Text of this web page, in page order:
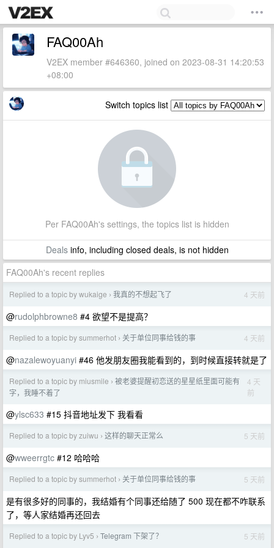
FAQ00Ah
V2EX member #646360, joined on 2023-08-31 14:20:53
+08:00
Switch topics list
Per FAQ00Ah's settings, the topics list is hidden
Dealsinfo, including closed deals, is not hidden
FAQ00Ah's recent replies
Replied to a topic by wukaige › 我真的不想起飞了 4 天前
@rudolphbrowne8 #4 欲望不是提高？
Replied to a topic by summerhot › 关于单位同事给钱的事 4 天前
@nazalewoyuanyi #46 他发朋友圈我能看到的，到时候直接转就是了
Replied to a topic by miusmile › 被老婆提醒初恋送的星星纸里面可能有
字，我睡不着了
4 天
前
@ylsc633 #15 抖音地址发下 我看看
Replied to a topic by zuiwu › 这样的聊天正常么 5 天前
@wweerrgtc #12 哈哈哈
Replied to a topic by summerhot › 关于单位同事给钱的事 5 天前
是有很多好的同事的，我结婚有个同事还给随了 500 现在都不咋联系
了，等人家结婚再还回去
Replied to a topic by Lyv5 › Telegram 下架了？ 5 天前